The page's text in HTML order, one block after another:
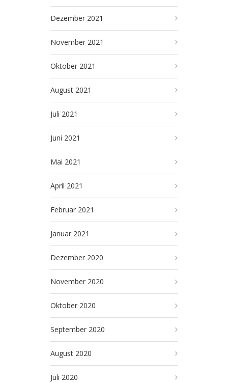
Dezember 2021
November 2021
Oktober 2021
August 2021
Juli 2021
Juni 2021
Mai 2021
April 2021
Februar 2021
Januar 2021
Dezember 2020
November 2020
Oktober 2020
September 2020
August 2020
Juli 2020